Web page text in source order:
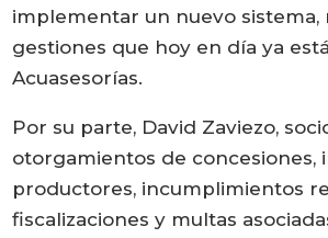
implementar un nuevo sistema,
gestiones que hoy en día ya
Acuasesorías.
Por su parte, David Zaviezo,
otorgamientos de
productores, incumplimientos
fiscalizaciones y multas